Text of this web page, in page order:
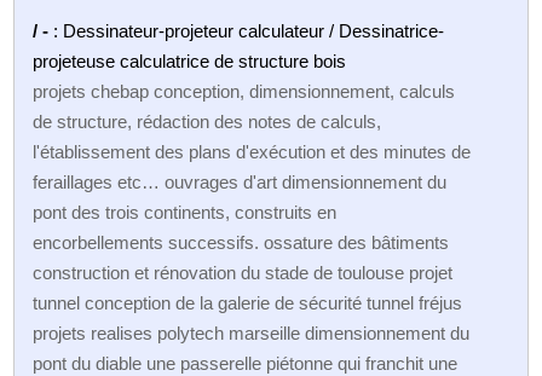
/ - : Dessinateur-projeteur calculateur / Dessinatrice-
projeteuse calculatrice de structure bois
projets chebap conception, dimensionnement, calculs
de structure, rédaction des notes de calculs,
l'établissement des plans d'exécution et des minutes de
feraillages etc… ouvrages d'art dimensionnement du
pont des trois continents, construits en
encorbellements successifs. ossature des bâtiments
construction et rénovation du stade de toulouse projet
tunnel conception de la galerie de sécurité tunnel fréjus
projets realises polytech marseille dimensionnement du
pont du diable une passerelle piétonne qui franchit une